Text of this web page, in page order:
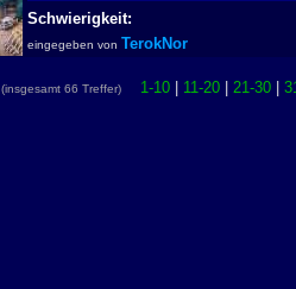
Schwierigkeit:
eingegeben von TerokNor
(insgesamt 66 Treffer) 1-10| 11-20| 21-30|